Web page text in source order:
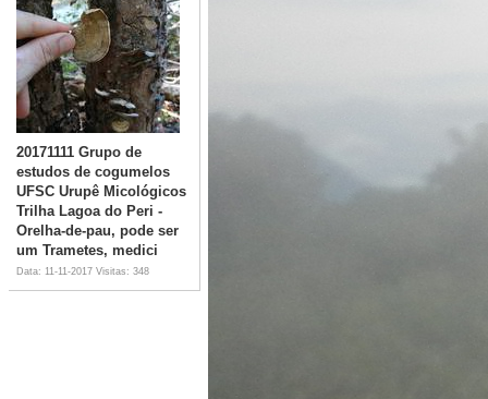
20171111 Grupo de
estudos de cogumelos
UFSC Urupê Micológicos
Trilha Lagoa do Peri -
Orelha-de-pau, pode ser
um Trametes, medici
Data: 11-11-2017 Visitas: 348